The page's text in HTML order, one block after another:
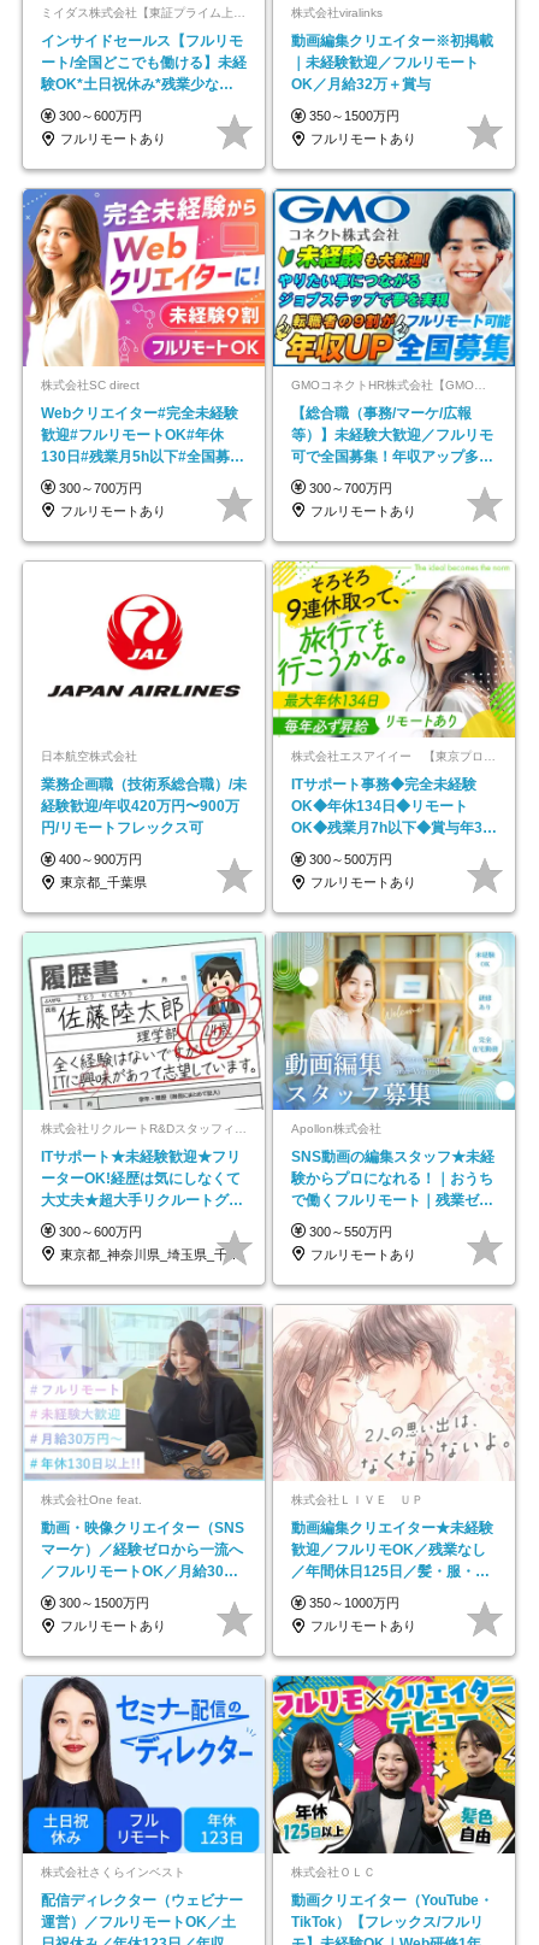
ミイダス株式会社【東証プライム上場パーソルグループ】
インサイドセールス【フルリモ
ート/全国どこでも働ける】未経
験OK*土日祝休み*残業少なめ*
在宅勤務手当あり
300～600万円
フルリモートあり
株式会社viralinks
動画編集クリエイター※初掲載
｜未経験歓迎／フルリモート
OK／月給32万＋賞与
350～1500万円
フルリモートあり
株式会社SC direct
Webクリエイター#完全未経験
歓迎#フルリモートOK#年休
130日#残業月5h以下#全国募集
#最大1年の研修
300～700万円
フルリモートあり
GMOコネクトHR株式会社【GMOインターネットグループ】
【総合職（事務/マーケ/広報
等）】未経験大歓迎／フルリモ
可で全国募集！年収アップ多数
★年休最大130日★
300～700万円
フルリモートあり
日本航空株式会社
業務企画職（技術系総合職）/未
経験歓迎/年収420万円〜900万
円/リモートフレックス可
400～900万円
東京都_千葉県
株式会社エスアイイー 【東京プロマーケット上場】
ITサポート事務◆完全未経験
OK◆年休134日◆リモート
OK◆残業月7h以下◆賞与年3回
◆5年目まで必ず昇給
300～500万円
フルリモートあり
ITサポート★未経験歓迎★フリ
ーターOK!経歴は気にしなくて
大丈夫★超大手リクルートグル
ープの正社員/sg
300～600万円
東京都_神奈川県_埼玉県_千葉県_大阪府…
Apollon株式会社
SNS動画の編集スタッフ★未経
験からプロになれる！｜おうち
で働くフルリモート｜残業ゼロ
で18時退勤◎
300～550万円
フルリモートあり
株式会社One feat.
動画・映像クリエイター（SNS
マーケ）／経験ゼロから一流へ
／フルリモートOK／月給30万
円～／年休130日以上
300～1500万円
フルリモートあり
株式会社ＬＩＶＥ ＵＰ
動画編集クリエイター★未経験
歓迎／フルリモOK／残業なし
／年間休日125日／髪・服・ネ
イル自由／研修充実で安心
350～1000万円
フルリモートあり
株式会社さくらインベスト
配信ディレクター（ウェビナー
運営）／フルリモートOK／土
株式会社ＯＬＣ
動画クリエイター（YouTube・
TikTok）【フレックス/フルリ